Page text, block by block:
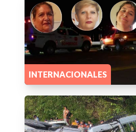
INTERNACIONALES